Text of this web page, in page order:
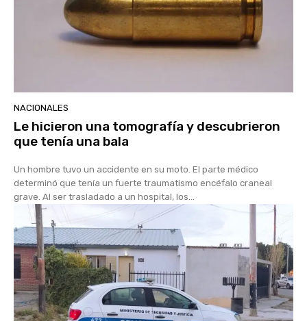
NACIONALES
Le hicieron una tomografía y descubrieron
que tenía una bala
Un hombre tuvo un accidente en su moto. El parte médico
determinó que tenía un fuerte traumatismo encéfalo craneal
grave. Al ser trasladado a un hospital, los...